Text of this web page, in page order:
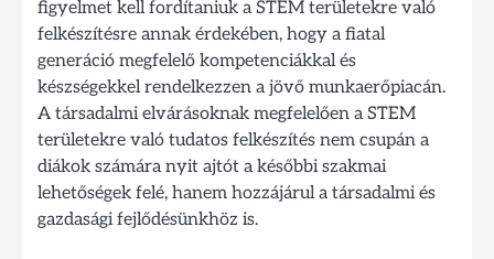
figyelmet kell fordítaniuk a STEM területekre való
felkészítésre annak érdekében, hogy a fiatal
generáció megfelelő kompetenciákkal és
készségekkel rendelkezzen a jövő munkaerőpiacán.
A társadalmi elvárásoknak megfelelően a STEM
területekre való tudatos felkészítés nem csupán a
diákok számára nyit ajtót a későbbi szakmai
lehetőségek felé, hanem hozzájárul a társadalmi és
gazdasági fejlődésünkhöz is.